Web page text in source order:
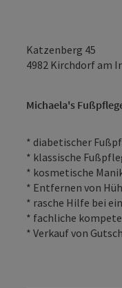
Katzenberg 45
4982 Kirchdorf am
Michaela's
* diabetischer
* klassische
* kosmetische
* Entfernen von
* rasche Hilfe bei
* fachliche
* Verkauf von